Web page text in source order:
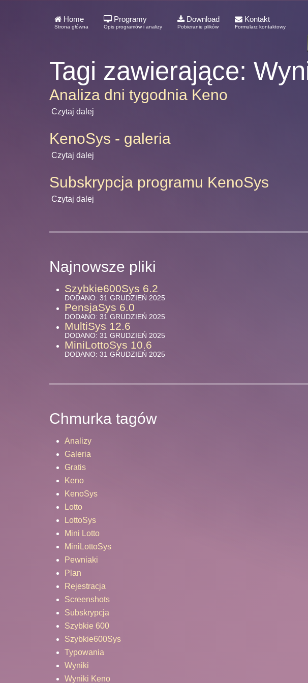
Home
Strona główna
Programy
Opis programów i analizy
Download
Pobieranie plików
Kontakt
Formularz kontaktowy
Tagi zawierające:
Analiza dni tygodnia Keno
Czytaj dalej
KenoSys - galeria
Czytaj dalej
Subskrypcja programu KenoSys
Czytaj dalej
Najnowsze pliki
Szybkie600Sys 6.2
DODANO: 31 GRUDZIEŃ 2025
PensjaSys 6.0
DODANO: 31 GRUDZIEŃ 2025
MultiSys 12.6
DODANO: 31 GRUDZIEŃ 2025
MiniLottoSys 10.6
DODANO: 31 GRUDZIEŃ 2025
Chmurka tagów
Analizy
Galeria
Gratis
Keno
KenoSys
Lotto
LottoSys
Mini Lotto
MiniLottoSys
Pewniaki
Plan
Rejestracja
Screenshots
Subskrypcja
Szybkie 600
Szybkie600Sys
Typowania
Wyniki
Wyniki Keno